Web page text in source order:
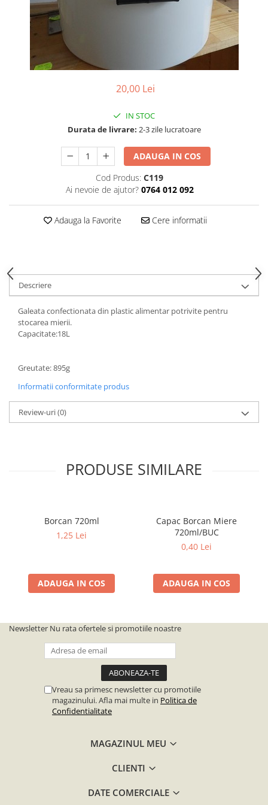
Vopsea/intretinere stupi
20,00 Lei
IN STOC
Durata de livrare: 2-3 zile lucratoare
ADAUGA IN COS
Cod Produs: C119
Ai nevoie de ajutor? 0764 012 092
Adauga la Favorite Cere informatii
Descriere
Galeata confectionata din plastic alimentar potrivite pentru
stocarea mierii.
Capacitate:18L
Greutate: 895g
Informatii conformitate produs
Review-uri(0)
PRODUSE SIMILARE
Borcan 720ml
1,25 Lei
ADAUGA IN COS
Capac Borcan Miere
720ml/BUC
0,40 Lei
ADAUGA IN COS
Newsletter Nu rata ofertele si promotiile noastre
Vreau sa primesc newsletter cu promotiile
magazinului. Afla mai multe in Politica de
Confidentialitate
MAGAZINUL MEU
CLIENTI
DATE COMERCIALE